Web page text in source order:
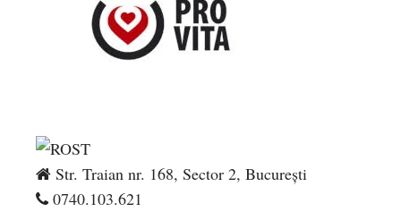
Str. Traian nr. 168, Sector 2, București
0740.103.621